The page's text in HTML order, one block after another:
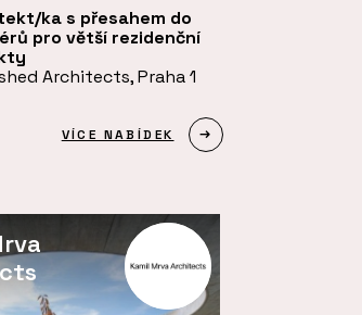
ka s přesahem do
pro větší rezidenční
Architects, Praha 1
VÍCE NABÍDEK